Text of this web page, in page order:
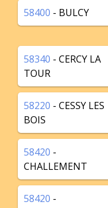
58400 - BULCY
58340 - CERCY LA
TOUR
58220 - CESSY LES
BOIS
58420 -
CHALLEMENT
58420 -